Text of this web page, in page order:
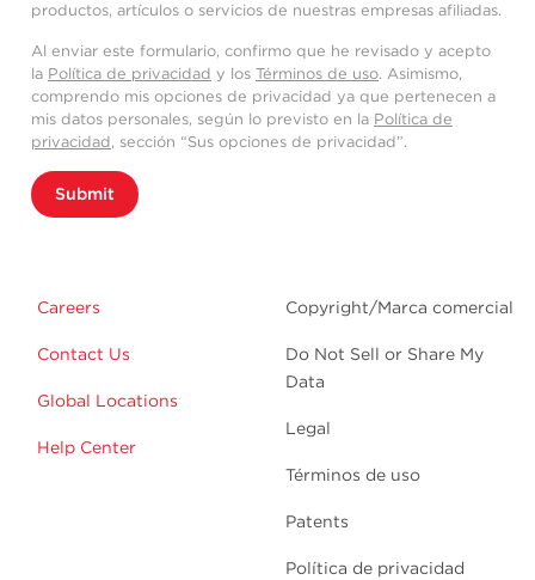
productos, artículos o servicios de nuestras empresas afiliadas.
Al enviar este formulario, confirmo que he revisado y acepto
la Política de privacidad y los Términos de uso. Asimismo,
comprendo mis opciones de privacidad ya que pertenecen a
mis datos personales, según lo previsto en la Política de
privacidad, sección “Sus opciones de privacidad”.
Submit
Careers
Contact Us
Global Locations
Help Center
Copyright/Marca comercial
Do Not Sell or Share My
Data
Legal
Términos de uso
Patents
Política de privacidad